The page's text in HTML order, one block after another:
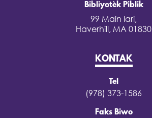
Bibliyotèk Piblik
99 Main lari,
Haverhill, MA 01830
KONTAK
Tel
(978) 373-1586
Faks Biwo